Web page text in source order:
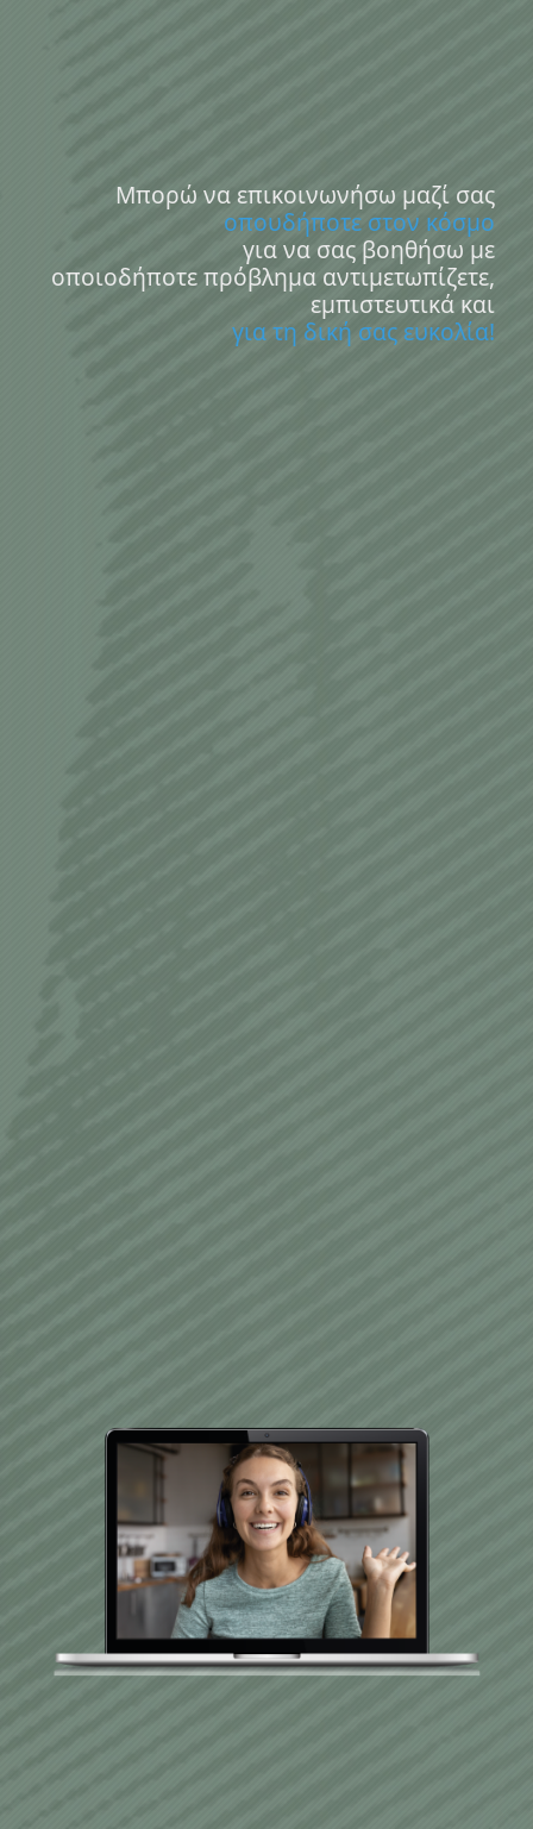
Μπορώ να επικοινωνήσω μαζί σας
οπουδήποτε στον κόσμο
για να σας βοηθήσω με
οποιοδήποτε πρόβλημα αντιμετωπίζετε,
εμπιστευτικά και
για τη δική σας ευκολία!